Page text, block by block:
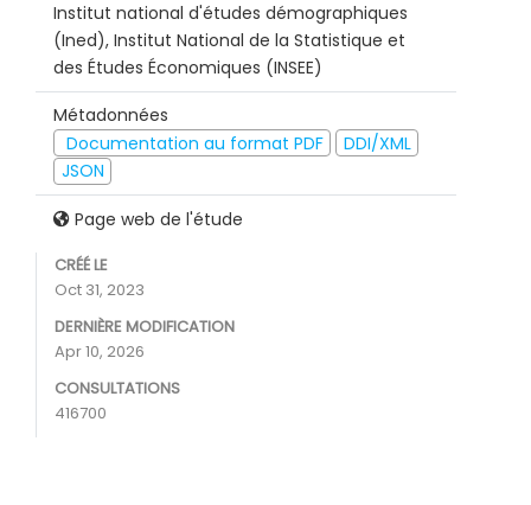
Institut national d'études démographiques
(Ined), Institut National de la Statistique et
des Études Économiques (INSEE)
Métadonnées
Documentation au format PDF
DDI/XML
JSON
Page web de l'étude
CRÉÉ LE
Oct 31, 2023
DERNIÈRE MODIFICATION
Apr 10, 2026
CONSULTATIONS
416700